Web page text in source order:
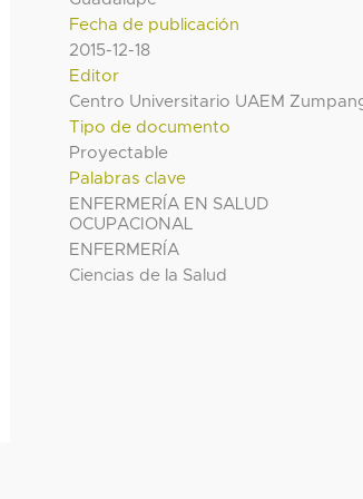
Fecha de publicación
2015-12-18
Editor
Centro Universitario UAEM
Tipo de documento
Proyectable
Palabras clave
ENFERMERÍA EN SALUD
OCUPACIONAL
ENFERMERÍA
Ciencias de la Salud